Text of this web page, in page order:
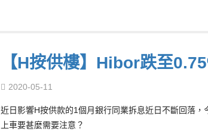
【H按供樓】Hibor跌至
2020-05-11
近日影響H按供款的1個月銀行同業拆息近日不斷回落
上車要甚麼需要注意？